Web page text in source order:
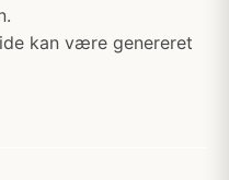
kan være genereret